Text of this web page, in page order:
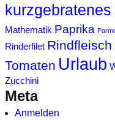
Mathematik Paprika
Rinderfilet Rindfleisch
Tomaten Urlaub
Zucchini
Meta
Anmelden